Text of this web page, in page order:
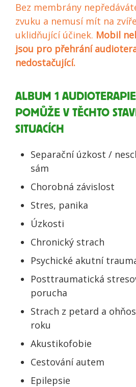
Bez membrány
zvuku a nemusí mít na
uklidňující účinek. Mobil
jsou pro přehrání
nedostačující.
ALBUM 1
POMŮŽE V TĚCHTO
SITUACÍCH
Separační úzkost /
sám
Chorobná závislost
Stres, panika
Úzkosti
Chronický strach
Psychické akutní
Posttraumatická
porucha
Strach z petard a
roku
Akustikofobie
Cestování autem
Epilepsie